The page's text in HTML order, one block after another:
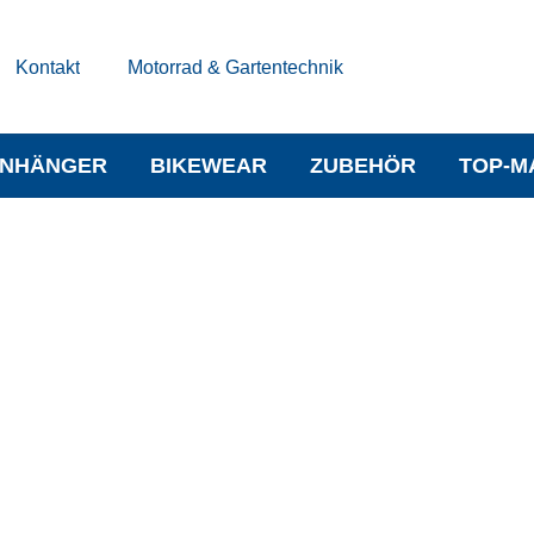
Kontakt Motorrad & Gartentechnik
BIKEWEAR ZUBEHÖR TOP-